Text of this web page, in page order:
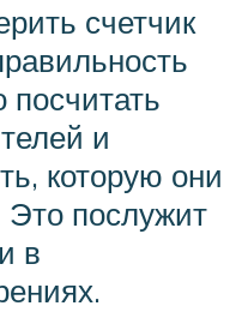
счетчик
и
которую они
Это послужит
в